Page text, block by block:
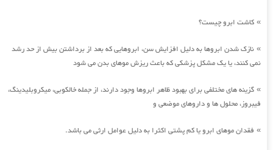
» کاشت ابرو چیست؟
» نازک شدن ابروها به دلیل افزایش سن، ابروهایی که بعد از برداشتن بیش از حد رشد
نمی کنند، یا یک مشکل پزشکی که باعث ریزش موهای بدن می شود
» گزینه های مختلفی برای بهبود ظاهر ابروها وجود دارند، از جمله خالکوبی، میکروبلیدینگ،
فیبروز، محلول ها و داروهای موضعی و
» فقدان موهای ابرو یا کم پشتی اکثرا به دلیل عوامل ارثی می باشد.